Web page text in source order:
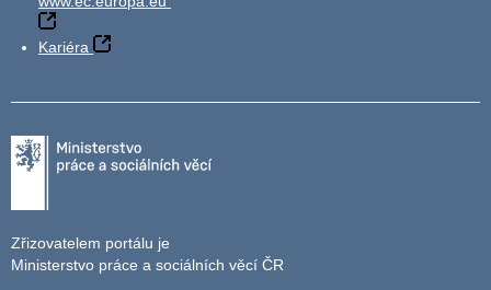
Kariéra
Zřizovatelem portálu je
Ministerstvo práce a sociálních věcí ČR